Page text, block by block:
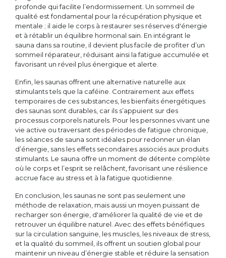
profonde qui facilite l’endormissement. Un sommeil de
qualité est fondamental pour la récupération physique et
mentale ; il aide le corps à restaurer ses réserves d'énergie
et à rétablir un équilibre hormonal sain. En intégrant le
sauna dans sa routine, il devient plus facile de profiter d’un
sommeil réparateur, réduisant ainsi la fatigue accumulée et
favorisant un réveil plus énergique et alerte.
Enfin, les saunas offrent une alternative naturelle aux
stimulants tels que la caféine. Contrairement aux effets
temporaires de ces substances, les bienfaits énergétiques
des saunas sont durables, car ils s’appuient sur des
processus corporels naturels. Pour les personnes vivant une
vie active ou traversant des périodes de fatigue chronique,
les séances de sauna sont idéales pour redonner un élan
d’énergie, sans les effets secondaires associés aux produits
stimulants. Le sauna offre un moment de détente complète
où le corps et l’esprit se relâchent, favorisant une résilience
accrue face au stress et à la fatigue quotidienne.
En conclusion, les saunas ne sont pas seulement une
méthode de relaxation, mais aussi un moyen puissant de
recharger son énergie, d'améliorer la qualité de vie et de
retrouver un équilibre naturel. Avec des effets bénéfiques
sur la circulation sanguine, les muscles, les niveaux de stress,
et la qualité du sommeil, ils offrent un soutien global pour
maintenir un niveau d’énergie stable et réduire la sensation